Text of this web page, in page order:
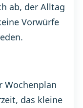
ab, der Alltag
Vorwürfe
Wochenplan
das kleine